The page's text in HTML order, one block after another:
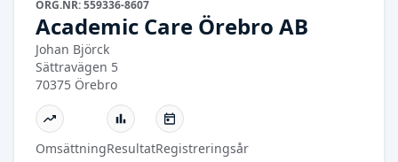
ORG.NR: 559336-8607
Academic Care Örebro AB
Johan Björck
Sättravägen 5
70375 Örebro
OmsättningResultatRegistreringsår